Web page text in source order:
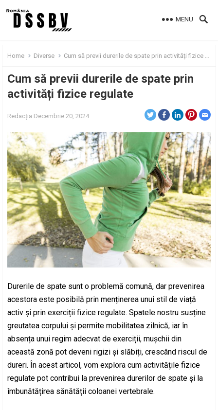
MENU
Home Diverse Cum să previi durerile de spate prin activități fizice regulate
Cum să previi durerile de spate prin
activități fizice regulate
Redacția Decembrie 20, 2024
Durerile de spate sunt o problemă comună, dar prevenirea
acestora este posibilă prin menținerea unui stil de viață
activ și prin exerciții fizice regulate. Spatele nostru susține
greutatea corpului și permite mobilitatea zilnică, iar în
absența unui regim adecvat de exerciții, mușchii din
această zonă pot deveni rigizi și slăbiți, crescând riscul de
dureri. În acest articol, vom explora cum activitățile fizice
regulate pot contribui la prevenirea durerilor de spate și la
îmbunătățirea sănătății coloanei vertebrale.